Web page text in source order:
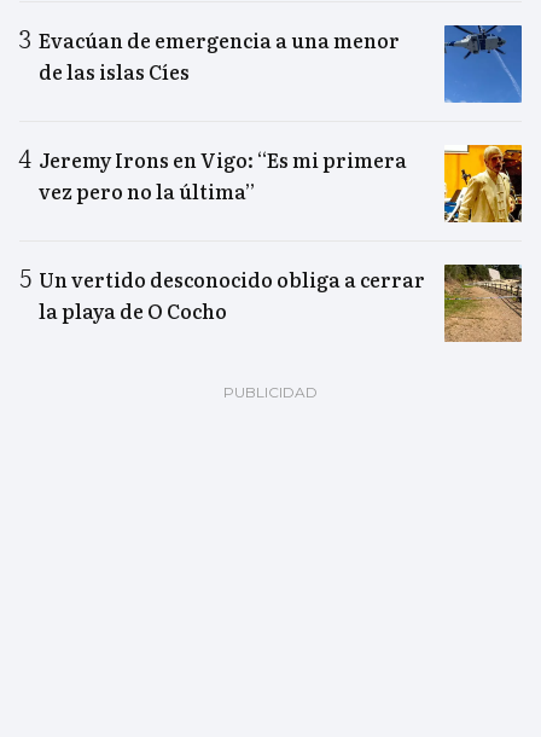
Evacúan de emergencia a una menor
de las islas Cíes
Jeremy Irons en Vigo: “Es mi primera
vez pero no la última”
Un vertido desconocido obliga a cerrar
la playa de O Cocho